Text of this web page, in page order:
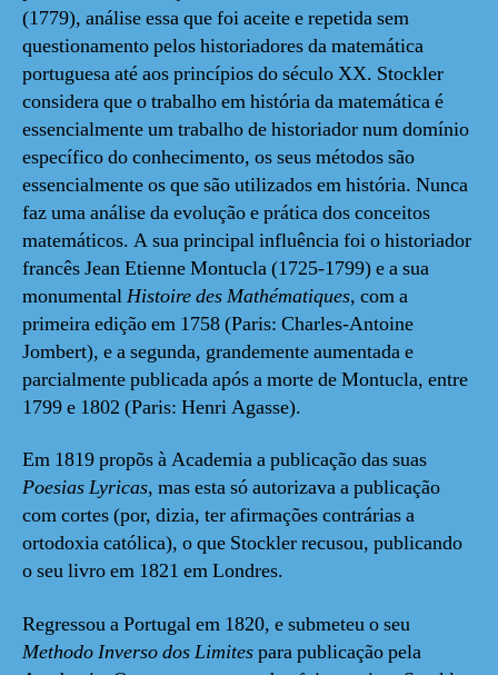
(1779), análise essa que foi aceite e repetida sem
questionamento pelos historiadores da matemática
portuguesa até aos princípios do século XX. Stockler
considera que o trabalho em história da matemática é
essencialmente um trabalho de historiador num domínio
específico do conhecimento, os seus métodos são
essencialmente os que são utilizados em história. Nunca
faz uma análise da evolução e prática dos conceitos
matemáticos. A sua principal influência foi o historiador
francês Jean Etienne Montucla (1725-1799) e a sua
monumentalHistoire des Mathématiques, com a
primeira edição em 1758 (Paris: Charles-Antoine
Jombert), e a segunda, grandemente aumentada e
parcialmente publicada após a morte de Montucla, entre
1799 e 1802 (Paris: Henri Agasse).
Em 1819 propõs à Academia a publicação das suas
Poesias Lyricas, mas esta só autorizava a publicação
com cortes (por, dizia, ter afirmações contrárias a
ortodoxia católica), o que Stockler recusou, publicando
o seu livro em 1821 em Londres.
Regressou a Portugal em 1820, e submeteu o seu
Methodo Inverso dos Limitespara publicação pela